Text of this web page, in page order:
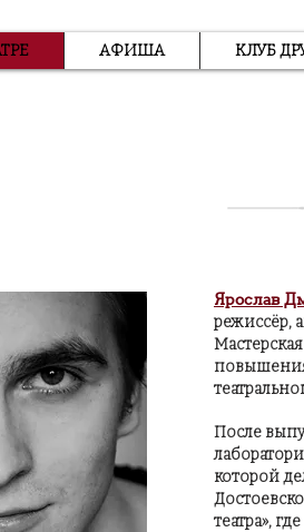
АФИША КЛУБ
Ярослав
режиссёр,
После
которой
театра»,